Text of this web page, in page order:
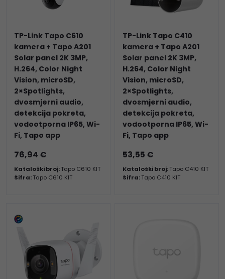
TP-Link Tapo C610
kamera + Tapo A201
Solar panel 2K 3MP,
H.264, Color Night
Vision, microSD,
2×Spotlights,
dvosmjerni audio,
detekcija pokreta,
vodootporna IP65, Wi-
Fi, Tapo app
76,94 €
Kataloški broj:Tapo C610 KIT
Šifra:Tapo C610 KIT
TP-Link Tapo C410
kamera + Tapo A201
Solar panel 2K 3MP,
H.264, Color Night
Vision, microSD,
2×Spotlights,
dvosmjerni audio,
detekcija pokreta,
vodootporna IP65, Wi-
Fi, Tapo app
53,55 €
Kataloški broj:Tapo C410 KIT
Šifra:Tapo C410 KIT